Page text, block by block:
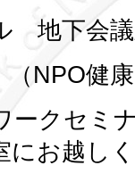
地下会
NPO健康
ークセミ
にお越し